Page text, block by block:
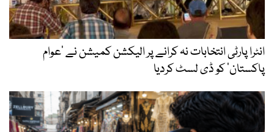
انٹرا پارٹی انتخابات نہ کرانے پر الیکشن کمیشن نے ’عوام
پاکستان‘ کو ڈی لسٹ کردیا